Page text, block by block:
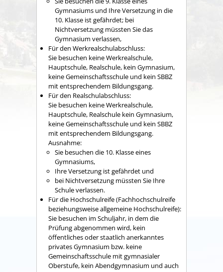
Gymnasiums und Ihre Versetzung in die
10. Klasse ist gefährdet; bei
Nichtversetzung müssten Sie das
Gymnasium verlassen,
Für den Werkrealschulabschluss:
Sie besuchen keine Werkrealschule,
Hauptschule, Realschule, kein Gymnasium,
keine Gemeinschaftsschule und kein SBBZ
mit entsprechendem Bildungsgang.
Für den Realschulabschluss:
Sie besuchen keine Werkrealschule,
Hauptschule, Realschule kein Gymnasium,
keine Gemeinschaftsschule und kein SBBZ
mit entsprechendem Bildungsgang.
Ausnahme:
Sie besuchen die 10. Klasse eines
Gymnasiums,
Ihre Versetzung ist gefährdet und
bei Nichtversetzung müssten Sie Ihre
Schule verlassen.
Für die Hochschulreife (Fachhochschulreife
beziehungsweise allgemeine Hochschulreife):
Sie besuchen im Schuljahr, in dem die
Prüfung abgenommen wird, kein
öffentliches oder staatlich anerkanntes
privates Gymnasium bzw. keine
Gemeinschaftsschule mit gymnasialer
Oberstufe, kein Abendgymnasium und auch